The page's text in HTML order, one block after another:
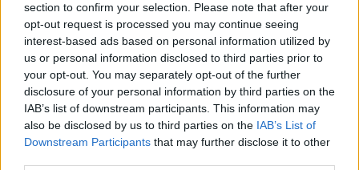
section to confirm your selection. Please note that after your
opt-out request is processed you may continue seeing
interest-based ads based on personal information utilized by
us or personal information disclosed to third parties prior to
your opt-out. You may separately opt-out of the further
disclosure of your personal information by third parties on the
IAB’s list of downstream participants. This information may
also be disclosed by us to third parties on the IAB’s List of
Downstream Participants that may further disclose it to other
Emoção com o Grupo de Fados da Faculdade de
Engenharia da Universidade do Porto no escadório
do Santuário
8/08/2026